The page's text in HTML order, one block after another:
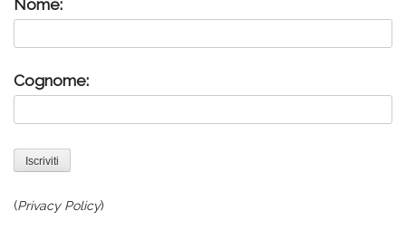
Nome:
Cognome:
(Privacy Policy)